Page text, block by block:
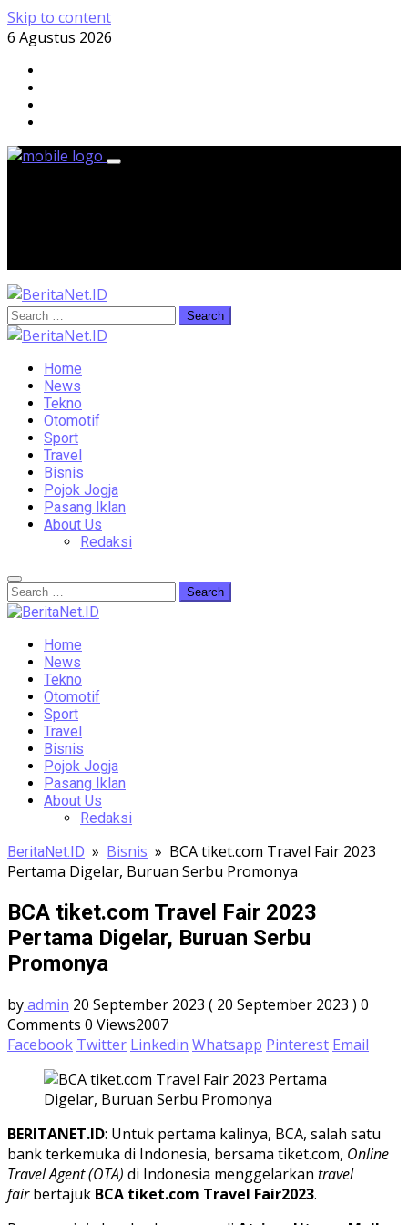
Skip to content
6 Agustus 2026
Home
News
Tekno
Otomotif
Sport
Travel
Bisnis
Pojok Jogja
Pasang Iklan
About Us
Redaksi
Home
News
Tekno
Otomotif
Sport
Travel
Bisnis
Pojok Jogja
Pasang Iklan
About Us
Redaksi
BeritaNet.ID » Bisnis » BCA tiket.com Travel Fair 2023
Pertama Digelar, Buruan Serbu Promonya
BCA tiket.com Travel Fair 2023
Pertama Digelar, Buruan Serbu
Promonya
byadmin 20 September 2023 ( 20 September 2023 ) 0
Comments 0 Views2007
Facebook Twitter Linkedin Whatsapp Pinterest Email
BERITANET.ID: Untuk pertama kalinya, BCA, salah satu
bank terkemuka di Indonesia, bersama tiket.com, Online
Travel Agent (OTA) di Indonesia menggelarkan travel
fairbertajuk BCA tiket.com Travel Fair2023.